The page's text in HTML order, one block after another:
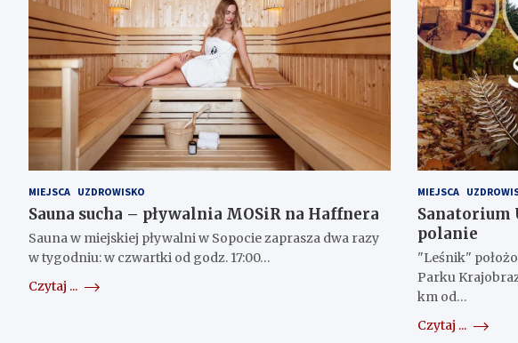
MIEJSCA UZDROWISKO
Sauna sucha – pływalnia MOSiR na Haffnera
Sauna w miejskiej pływalni w Sopocie zaprasza dwa razy
w tygodniu: w czwartki od godz. 17:00…
Czytaj ...
MIEJSCA
Sanatorium
polanie
"Leśnik"
Parku
km od…
Czytaj ...